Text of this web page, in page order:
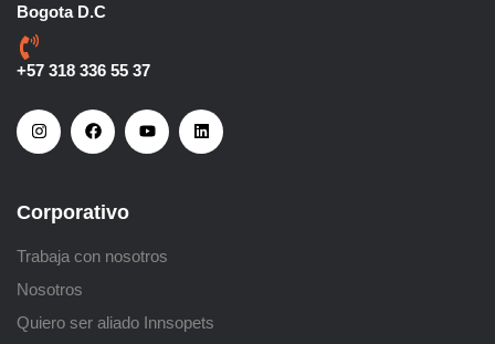
Bogota D.C
+57 318 336 55 37
Corporativo
Trabaja con nosotros
Nosotros
Quiero ser aliado Innsopets